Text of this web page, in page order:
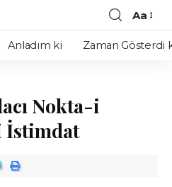
Aa
Anladım ki Zaman Gösterdi
Nokta-i
İstimdat